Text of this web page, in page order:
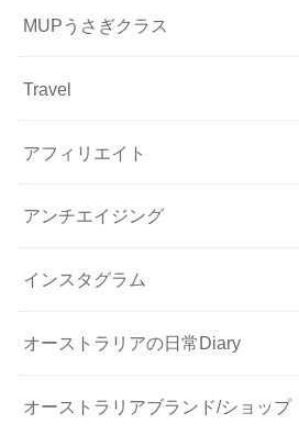
MUPうさぎクラス
Travel
アフィリエイト
アンチエイジング
インスタグラム
オーストラリアの日常Diary
オーストラリアブランド/ショップ